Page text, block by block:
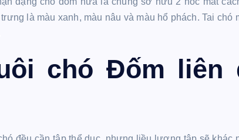
là màu xanh, màu nâu và màu hổ phách. Tai
chó Đốm liên